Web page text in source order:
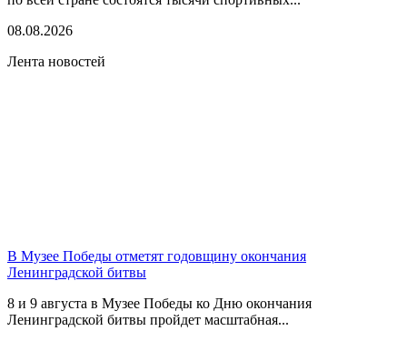
08.08.2026
Лента новостей
В Музее Победы отметят годовщину окончания
Ленинградской битвы
8 и 9 августа в Музее Победы ко Дню окончания
Ленинградской битвы пройдет масштабная...